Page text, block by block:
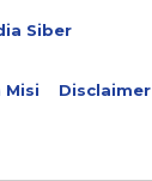
Siber
Misi Disclaimer